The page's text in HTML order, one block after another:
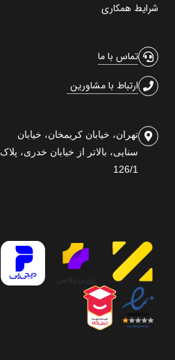
شرایط همکاری
تماس با ما
ارتباط با مشاورین
تهران، خیابان کریمخان، خیابان
سنایی، بالاتر از خیابان خدری، پلاک
126/1